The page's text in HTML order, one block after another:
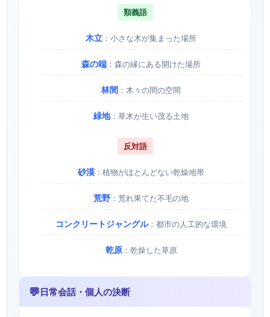
類義語
木立 ：小さな木が集まった場所
森の端 ：森の縁にある開けた場所
林間 ：木々の間の空間
緑地：草木が生い茂る土地
反対語
砂漠 ：植物がほとんどない乾燥地帯
荒野 ：荒れ果てた不毛の地
コンクリートジャングル：都市の人工的な環境
乾原：乾燥した草原
💬日常会話・個人の決断